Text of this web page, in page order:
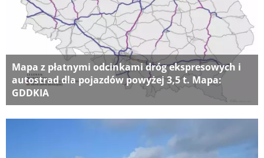
Mapa z płatnymi odcinkami dróg ekspresowych i
autostrad dla pojazdów powyżej 3,5 t. Mapa:
GDDKIA